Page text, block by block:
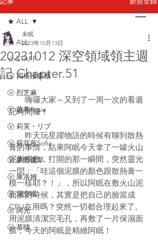
お問い合わせ
★ ALL
☆ STAFF
ⓥ 四格漫畫櫃
ⓥ 烈芝麻
ⓥ 蘿希Rosie
ⓥ 莉芙・リブ
ⓥ 蘇菲蕥Sofia
ⓥ 夢野薰草
ⓥ 庫洛姆
ⓥ 深空眠
ⓥ 阿光
ⓥ 慕晴
★ ALL
20231012 深空領域領主週
記 Chapter.51
未眠
2023年10月13日
嗨囉大家～又到了一周一次的看週
記時間囉！
昨天玩星躍物語的時候有聊到散熱
膏的事情，結果阿眠今天拿了一罐火山
泥面膜敷，打開的那一瞬間，突然靈光
一閃：「哇這個泥膜的顏色跟散熱膏一
模一樣耶？！」，所以阿眠在敷火山泥
面膜的時候，其實是把自己的臉當成
CPU在用嗎？突然一切都合理起來了。
用泥膜清潔完毛孔，再敷了一片保濕面
膜，今天的阿眠是精緻阿眠！